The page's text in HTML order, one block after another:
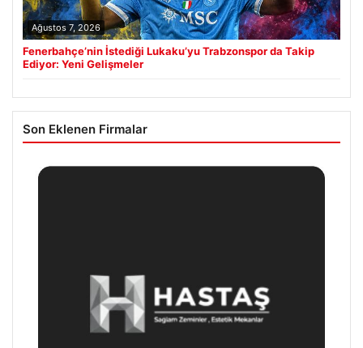
Ağustos 7, 2026
Fenerbahçe’nin İstediği Lukaku’yu Trabzonspor da Takip
Ediyor: Yeni Gelişmeler
Son Eklenen Firmalar